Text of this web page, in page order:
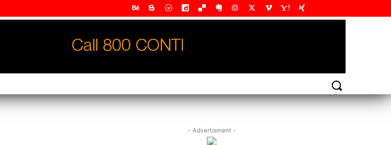
- Advertisment -